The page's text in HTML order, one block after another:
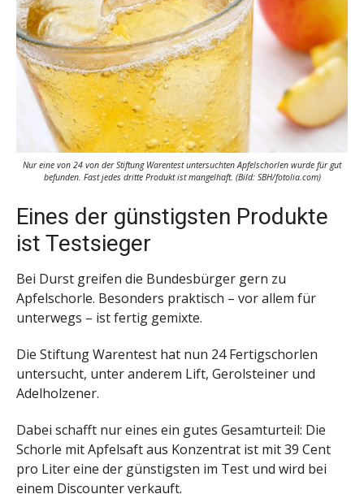
Nur eine von 24 von der Stiftung Warentest untersuchten Apfelschorlen wurde für gut
befunden. Fast jedes dritte Produkt ist mangelhaft. (Bild: SBH/fotolia.com)
Eines der günstigsten Produkte
ist Testsieger
Bei Durst greifen die Bundesbürger gern zu
Apfelschorle. Besonders praktisch – vor allem für
unterwegs – ist fertig gemixte.
Die Stiftung Warentest hat nun 24 Fertigschorlen
untersucht, unter anderem Lift, Gerolsteiner und
Adelholzener.
Dabei schafft nur eines ein gutes Gesamturteil: Die
Schorle mit Apfelsaft aus Konzentrat ist mit 39 Cent
pro Liter eine der günstigsten im Test und wird bei
einem Discounter verkauft.